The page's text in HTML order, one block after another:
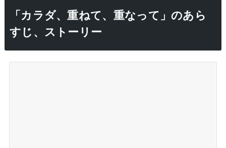
「カラダ、重ねて、重なって」のあら
すじ、ストーリー